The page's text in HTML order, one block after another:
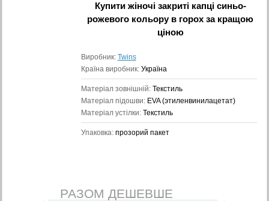
Купити жіночі закриті капці синьо-
рожевого кольору в горох за кращою
ціною
Виробник: Twins
Країна виробник: Україна
Матеріал зовнішній: Текстиль
Матеріал підошви: ЕVA (этиленвинилацетат)
Матеріал устілки: Текстиль
Упаковка: прозорий пакет
РАЗОМ ДЕШЕВШЕ